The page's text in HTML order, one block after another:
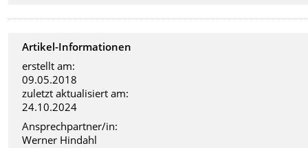
Artikel-Informationen
erstellt am:
09.05.2018
zuletzt aktualisiert am:
24.10.2024
Ansprechpartner/in:
Werner Hindahl